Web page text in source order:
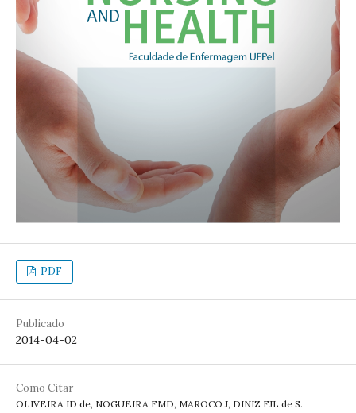
PDF
Publicado
2014-04-02
Como Citar
OLIVEIRA ID de, NOGUEIRA FMD, MAROCO J, DINIZ FJL de S.